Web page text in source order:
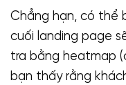
Chẳng hạn, có thể
cuối landing page
tra bằng heatmap
bạn thấy rằng